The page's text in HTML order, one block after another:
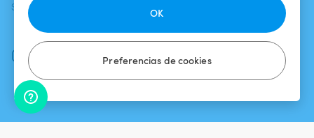
Preferencias de cookies
OK
SÍGUENOS
Facebook
Instagram